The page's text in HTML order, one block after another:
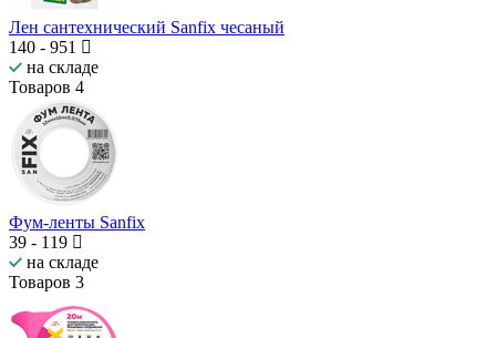
Лен сантехнический Sanfix чесаный
140 - 951
на складе
Товаров 4
Фум-ленты Sanfix
39 - 119
на складе
Товаров 3